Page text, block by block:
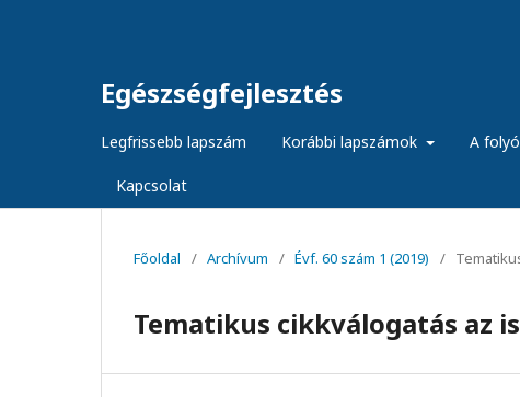
Egészségfejlesztés
Legfrissebb lapszám Korábbi lapszámok A
Kapcsolat
Főoldal / Archívum / Évf. 60 szám 1 (2019) /
Tematikus cikkválogatás az